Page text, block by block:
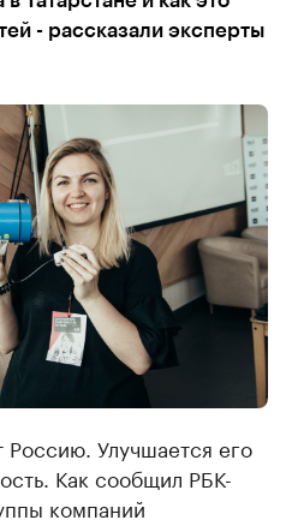
- рассказали эксперты
Россию. Улучшается его
Как сообщил РБК-
компаний